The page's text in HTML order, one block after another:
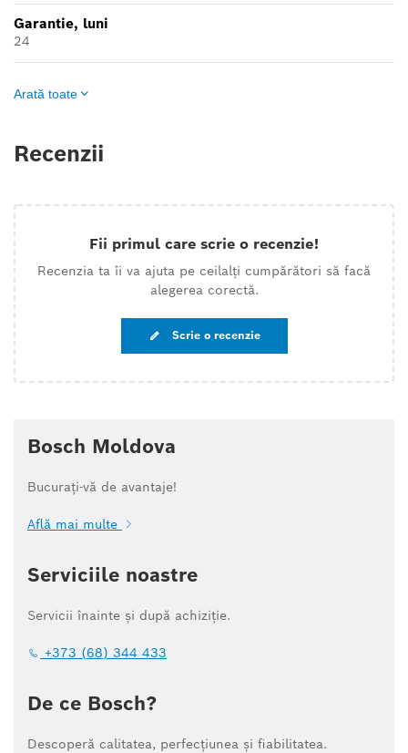
Garantie, luni
24
Arată toate
Recenzii
Fii primul care scrie o recenzie!
Recenzia ta îi va ajuta pe ceilalți cumpărători să facă
alegerea corectă.
Scrie o recenzie
Bosch Moldova
Bucurați-vă de avantaje!
Află mai multe
Serviciile noastre
Servicii înainte și după achiziție.
+373 (68) 344 433
De ce Bosch?
Descoperă calitatea, perfecțiunea și fiabilitatea.